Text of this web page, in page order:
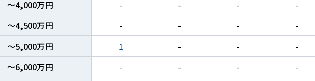
～4,000万円
- - -
-
～4,500万円
- - -
-
～5,000万円
1 - -
-
～6,000万円
- - -
-